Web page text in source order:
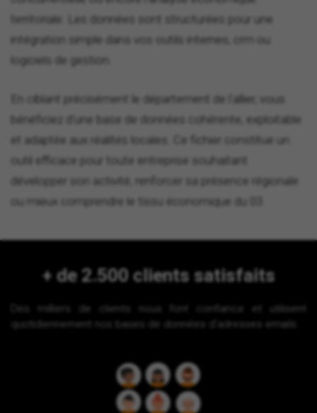
territoriale. Les données sont structurées pour une
intégration simple dans vos outils internes, crm ou
logiciels de gestion.
En ciblant précisément le département de l'allier, vous
bénéficiez d'une base de données cohérente, exploitable
et adaptée aux réalités locales. Ce fichier constitue un
outil efficace pour toute entreprise souhaitant
développer son activité, renforcer sa présence régionale
ou mieux comprendre le tissu économique du 03.
+ de 2.500 clients satisfaits
Des milliers de clients nous font confiance et utilisent
quotidiennement nos bases de données d'adresses emails.